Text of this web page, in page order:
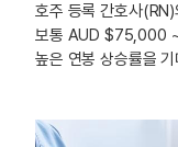
호주 등록 간호사
보통 AUD $75,000
높은 연봉 상승률을